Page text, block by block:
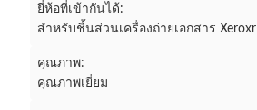
ยี่ห้อที่เข้ากันได้:
สำหรับชิ้นส่วนเครื่องถ่ายเอกสาร Xeroxr
คุณภาพ:
คุณภาพเยี่ยม